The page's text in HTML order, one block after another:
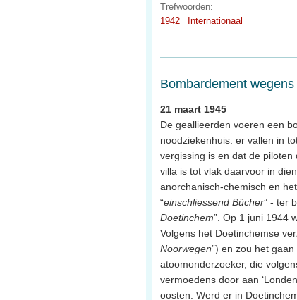
Trefwoorden:
1942
Internationaal
Bombardement
21 maart 1945
De geallieerden voeren een
noodziekenhuis: er vallen in
vergissing is en dat de
villa is tot vlak daarvoor in
anorchanisch-chemisch en
“einschliessend Bücher” - ter
Doetinchem”. Op 1 juni 1944
Volgens het Doetinchemse
Noorwegen”) en zou het gaan
atoomonderzoeker, die
vermoedens door aan
oosten. Werd er in